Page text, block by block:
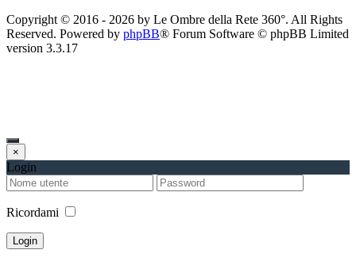
Copyright © 2016 - 2026 by Le Ombre della Rete 360°. All Rights
Reserved. Powered by phpBB® Forum Software © phpBB Limited
version 3.3.17
×
Login
Ricordami